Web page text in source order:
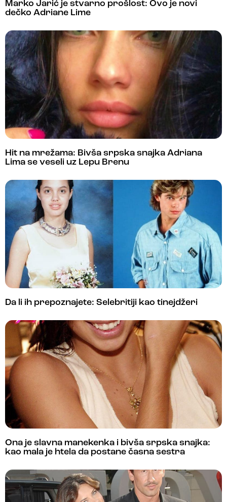
Marko Jarić je stvarno prošlost: Ovo je novi
dečko Adriane Lime
Hit na mrežama: Bivša srpska snajka Adriana
Lima se veseli uz Lepu Brenu
Da li ih prepoznajete: Selebritiji kao tinejdžeri
Ona je slavna manekenka i bivša srpska snajka:
kao mala je htela da postane časna sestra